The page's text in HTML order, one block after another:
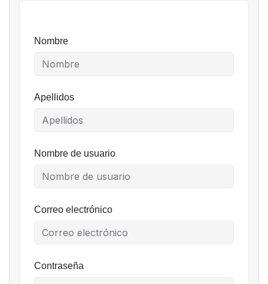
Nombre
Apellidos
Nombre de usuario
Correo electrónico
Contraseña